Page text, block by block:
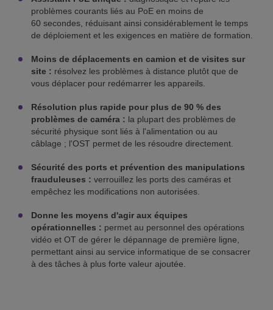
problèmes courants liés au PoE en moins de
60 secondes, réduisant ainsi considérablement le temps
de déploiement et les exigences en matière de formation.
Moins de déplacements en camion et de visites sur
site : résolvez les problèmes à distance plutôt que de
vous déplacer pour redémarrer les appareils.
Résolution plus rapide pour plus de 90 % des
problèmes de caméra : la plupart des problèmes de
sécurité physique sont liés à l'alimentation ou au
câblage ; l'OST permet de les résoudre directement.
Sécurité des ports et prévention des manipulations
frauduleuses : verrouillez les ports des caméras et
empêchez les modifications non autorisées.
Donne les moyens d'agir aux équipes
opérationnelles : permet au personnel des opérations
vidéo et OT de gérer le dépannage de première ligne,
permettant ainsi au service informatique de se consacrer
à des tâches à plus forte valeur ajoutée.